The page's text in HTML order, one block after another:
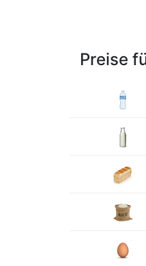
Preise